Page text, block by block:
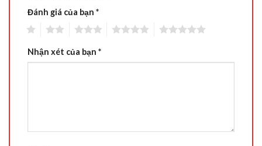
Đánh giá của bạn *
Nhận xét của bạn *